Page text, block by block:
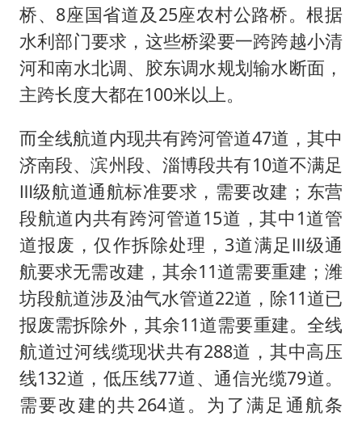
桥、8座国省道及25座农村公路桥。根据
水利部门要求，这些桥梁要一跨跨越小清
河和南水北调、胶东调水规划输水断面，
主跨长度大都在100米以上。
而全线航道内现共有跨河管道47道，其中
济南段、滨州段、淄博段共有10道不满足
Ⅲ级航道通航标准要求，需要改建；东营
段航道内共有跨河管道15道，其中1道管
道报废，仅作拆除处理，3道满足Ⅲ级通
航要求无需改建，其余11道需要重建；潍
坊段航道涉及油气水管道22道，除11道已
报废需拆除外，其余11道需要重建。全线
航道过河线缆现状共有288道，其中高压
线132道，低压线77道、通信光缆79道。
需要改建的共264道。为了满足通航条